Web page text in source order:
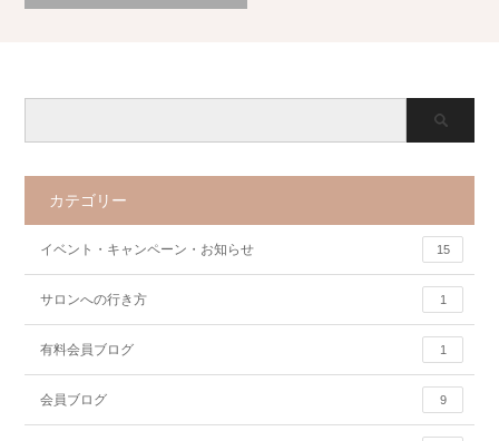
カテゴリー
イベント・キャンペーン・お知らせ 15
サロンへの行き方 1
有料会員ブログ 1
会員ブログ 9